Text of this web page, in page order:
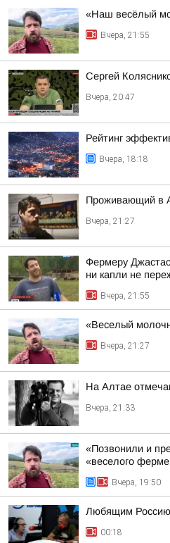
«Наш весёлый
Вчера, 21:55
Сергей
Вчера, 20:47
Рейтинг
Вчера, 18:18
Проживающий в
Вчера, 21:27
Фермеру
ни капли не
Вчера, 21:55
«Веселый
Вчера, 21:27
На Алтае
Вчера, 21:33
«Позвонили и
«веселого
Вчера, 19:50
Любящим Россию
00:18